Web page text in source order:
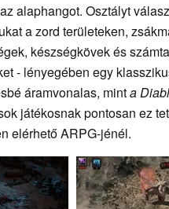
alaphangot. Osztályt
a zord területeken,
készségkövek és
- lényegében egy
áramvonalas, minta
játékosnak pontosan ez
elérhető ARPG-jénél.